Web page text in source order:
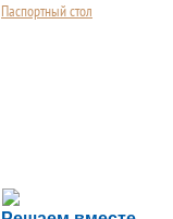
Паспортный стол
Сложности с